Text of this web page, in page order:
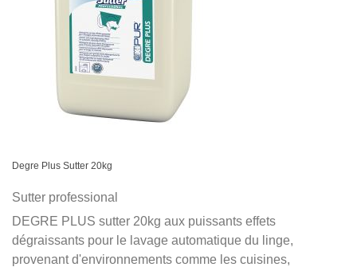
Degre Plus Sutter 20kg
Sutter professional
DEGRE PLUS sutter 20kg aux puissants effets
dégraissants pour le lavage automatique du linge,
provenant d'environnements comme les cuisines,